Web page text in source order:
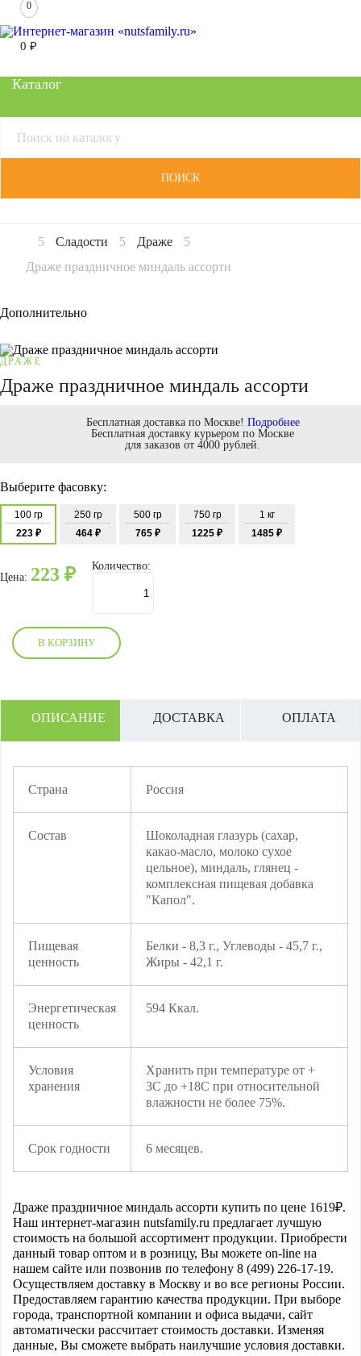
0
0 ₽
Каталог
ПОИСК
Сладости
Драже
Драже праздничное миндаль ассорти
Дополнительно
ДРАЖЕ
Драже праздничное миндаль ассорти
Бесплатная доставка по Москве! Подробнее
Бесплатная доставку курьером по Москве
для заказов от 4000 рублей.
Выберите фасовку:
100 гр
223 ₽
250 гр
464 ₽
500 гр
765 ₽
750 гр
1225 ₽
1 кг
1485 ₽
Цена: 223 ₽ Количество:
В КОРЗИНУ
ОПИСАНИЕ ДОСТАВКА ОПЛАТА
Страна Россия
Состав
Шоколадная глазурь (сахар,
какао-масло, молоко сухое
цельное), миндаль, глянец -
комплексная пищевая добавка
"Капол".
Пищевая
ценность
Белки - 8,3 г., Углеводы - 45,7 г.,
Жиры - 42,1 г.
Энергетическая
ценность
594 Ккал.
Условия
хранения
Хранить при температуре от +
3С до +18С при относительной
влажности не более 75%.
Срок годности 6 месяцев.
Драже праздничное миндаль ассорти купить по цене 1619₽.
Наш интернет-магазин nutsfamily.ru предлагает лучшую
стоимость на большой ассортимент продукции. Приобрести
данный товар оптом и в розницу, Вы можете on-line на
нашем сайте или позвонив по телефону 8 (499) 226-17-19.
Осуществляем доставку в Москву и во все регионы России.
Предоставляем гарантию качества продукции. При выборе
города, транспортной компании и офиса выдачи, сайт
автоматически рассчитает стоимость доставки. Изменяя
данные, Вы сможете выбрать наилучшие условия доставки.